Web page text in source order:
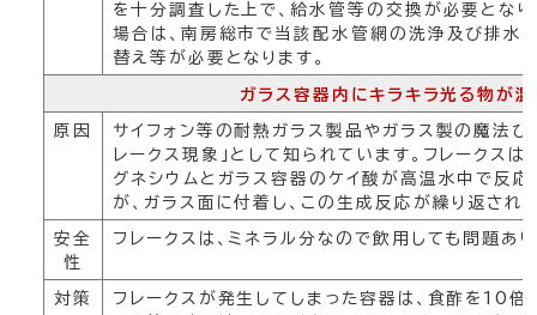
を十分調査した上で、給水管等の交換が必要となり
場合は、南房総市で当該配水管網の洗浄及び排水
替え等が必要となります。
ガラス容器内にキラキラ光る物が
原因
サイフォン等の耐熱ガラス製品やガラス製の魔法び
レークス現象」として知られています。フレークス
グネシウムとガラス容器のケイ酸が高温水中で反応
が、ガラス面に付着し、この生成反応が繰り返され
安全
性
フレークスは、ミネラル分なので飲用しても問題あり
対策
フレークスが発生してしまった容器は、食酢を10倍